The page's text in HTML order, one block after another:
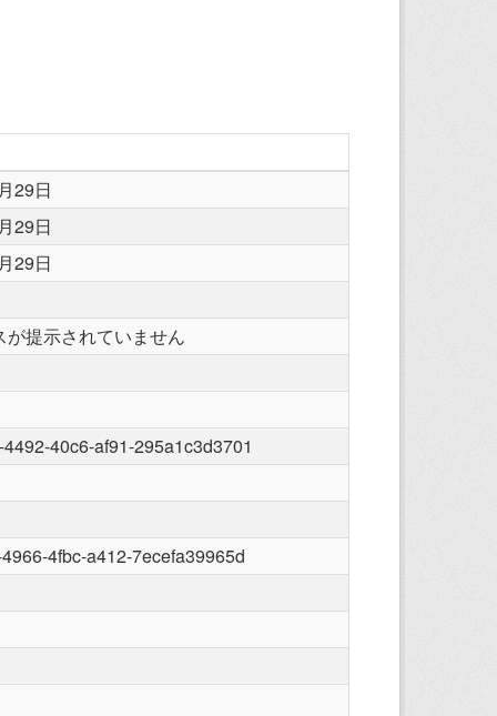
29日
29日
29日
が提示されていません
40c6-af91-295a1c3d3701
4fbc-a412-7ecefa39965d